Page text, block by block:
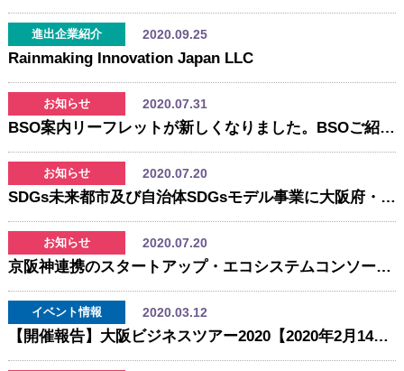
進出企業紹介 2020.09.25
Rainmaking Innovation Japan LLC
お知らせ 2020.07.31
BSO案内リーフレットが新しくなりました。BSOご紹介動画とあわせてご覧ください。(リーフレットはBSOページ下、または資料ダウンロードページにございます。)
お知らせ 2020.07.20
SDGs未来都市及び自治体SDGsモデル事業に大阪府・大阪市の共同提案が選定されました
お知らせ 2020.07.20
京阪神連携のスタートアップ・エコシステムコンソーシアムが国の「スタートアップ・エコシステム グローバル拠点都市」に選定
イベント情報 2020.03.12
【開催報告】大阪ビジネスツアー2020【2020年2月14日開催】